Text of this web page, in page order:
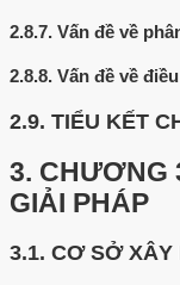
2.8.7. Vấn đề về
2.8.8. Vấn đề về
2.9. TIỂU KẾT
3. CHƯƠNG
GIẢI PHÁP
3.1. CƠ SỞ XÂY